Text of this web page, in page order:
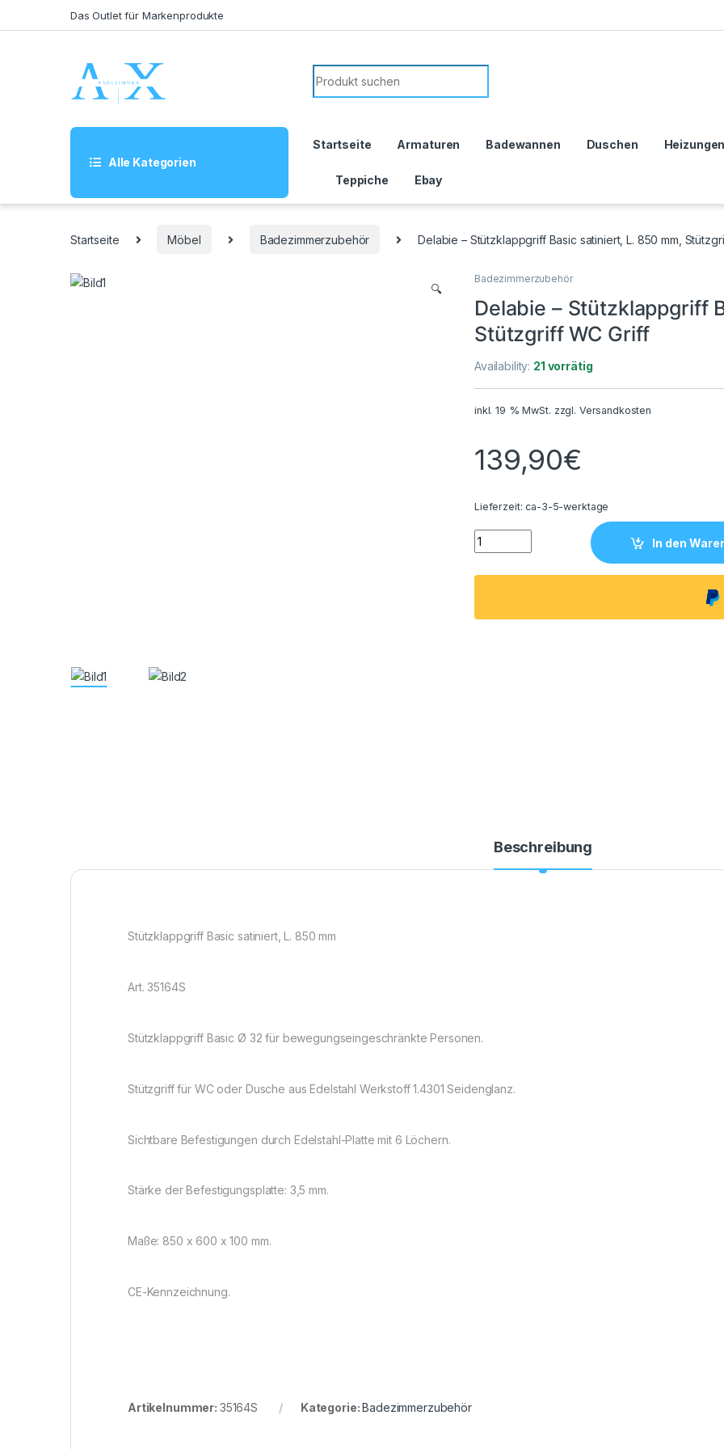
Das Outlet für Markenprodukte
Search for:
Alle Kategorien
Startseite Armaturen Badewannen Duschen Heizungen
Teppiche Ebay
Startseite Möbel Badezimmerzubehör Delabie – Stützklappgriff Basic satiniert, L. 850 mm,
🔍
Badezimmerzubehör
Delabie – Stützklappgriff
Stützgriff WC Griff
Availability: 21 vorrätig
inkl. 19 % MwSt. zzgl. Versandkosten
139,90€
Lieferzeit:ca-3-5-werktage
Delabie - Stützklappgriff Basic satiniert, L.
In den
Beschreibung
Stützklappgriff Basic satiniert, L. 850 mm
Art. 35164S
Stützklappgriff Basic Ø 32 für bewegungseingeschränkte Personen.
Stützgriff für WC oder Dusche aus Edelstahl Werkstoff 1.4301 Seidenglanz.
Sichtbare Befestigungen durch Edelstahl-Platte mit 6 Löchern.
Stärke der Befestigungsplatte: 3,5 mm.
Maße: 850 x 600 x 100 mm.
CE-Kennzeichnung.
Artikelnummer: 35164S Kategorie:Badezimmerzubehör